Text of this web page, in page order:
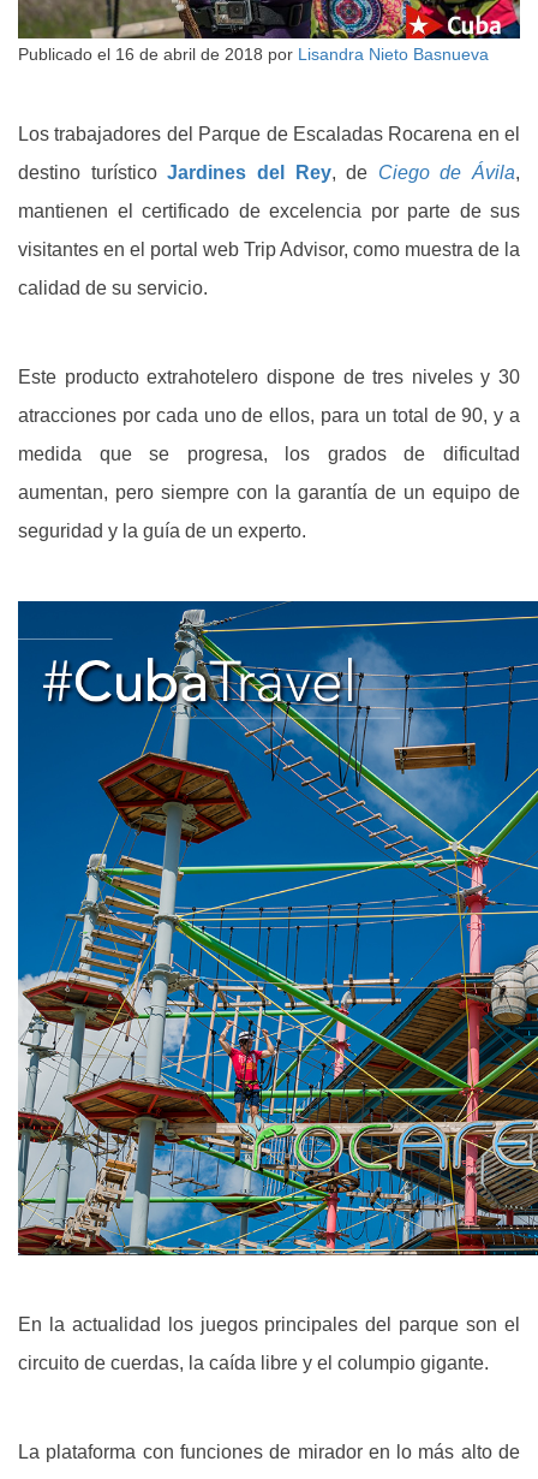
Publicado el 16 de abril de 2018 por Lisandra Nieto Basnueva
Los trabajadores del Parque de Escaladas Rocarena en el
destino turísticoJardines del Rey, de Ciego de Ávila,
mantienen el certificado de excelencia por parte de sus
visitantes en el portal web Trip Advisor, como muestra de la
calidad de su servicio.
Este producto extrahotelero dispone de tres niveles y 30
atracciones por cada uno de ellos, para un total de 90, y a
medida que se progresa, los grados de dificultad
aumentan, pero siempre con la garantía de un equipo de
seguridad y la guía de un experto.
En la actualidad los juegos principales del parque son el
circuito de cuerdas, la caída libre y el columpio gigante.
La plataforma con funciones de mirador en lo más alto de